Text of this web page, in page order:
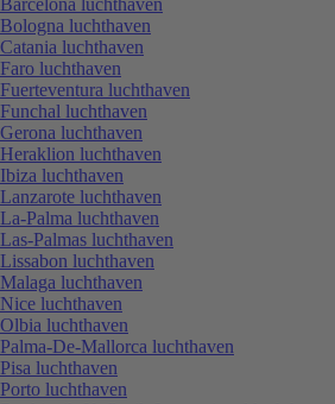
Bologna luchthaven
Catania luchthaven
Faro luchthaven
Fuerteventura luchthaven
Funchal luchthaven
Gerona luchthaven
Heraklion luchthaven
Ibiza luchthaven
Lanzarote luchthaven
La-Palma luchthaven
Las-Palmas luchthaven
Lissabon luchthaven
Malaga luchthaven
Nice luchthaven
Olbia luchthaven
Palma-De-Mallorca luchthaven
Pisa luchthaven
Porto luchthaven